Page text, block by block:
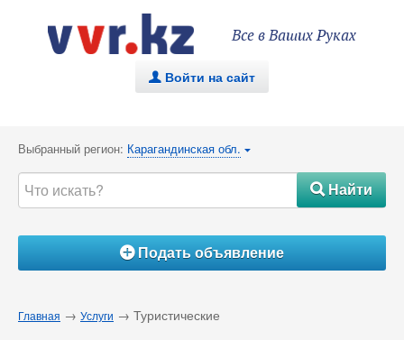
Все в Ваших Руках
. Войти на сайт
Выбранный регион: Карагандинская обл. {
#Найти
ÁПодать объявление
Главная → Услуги → Туристические